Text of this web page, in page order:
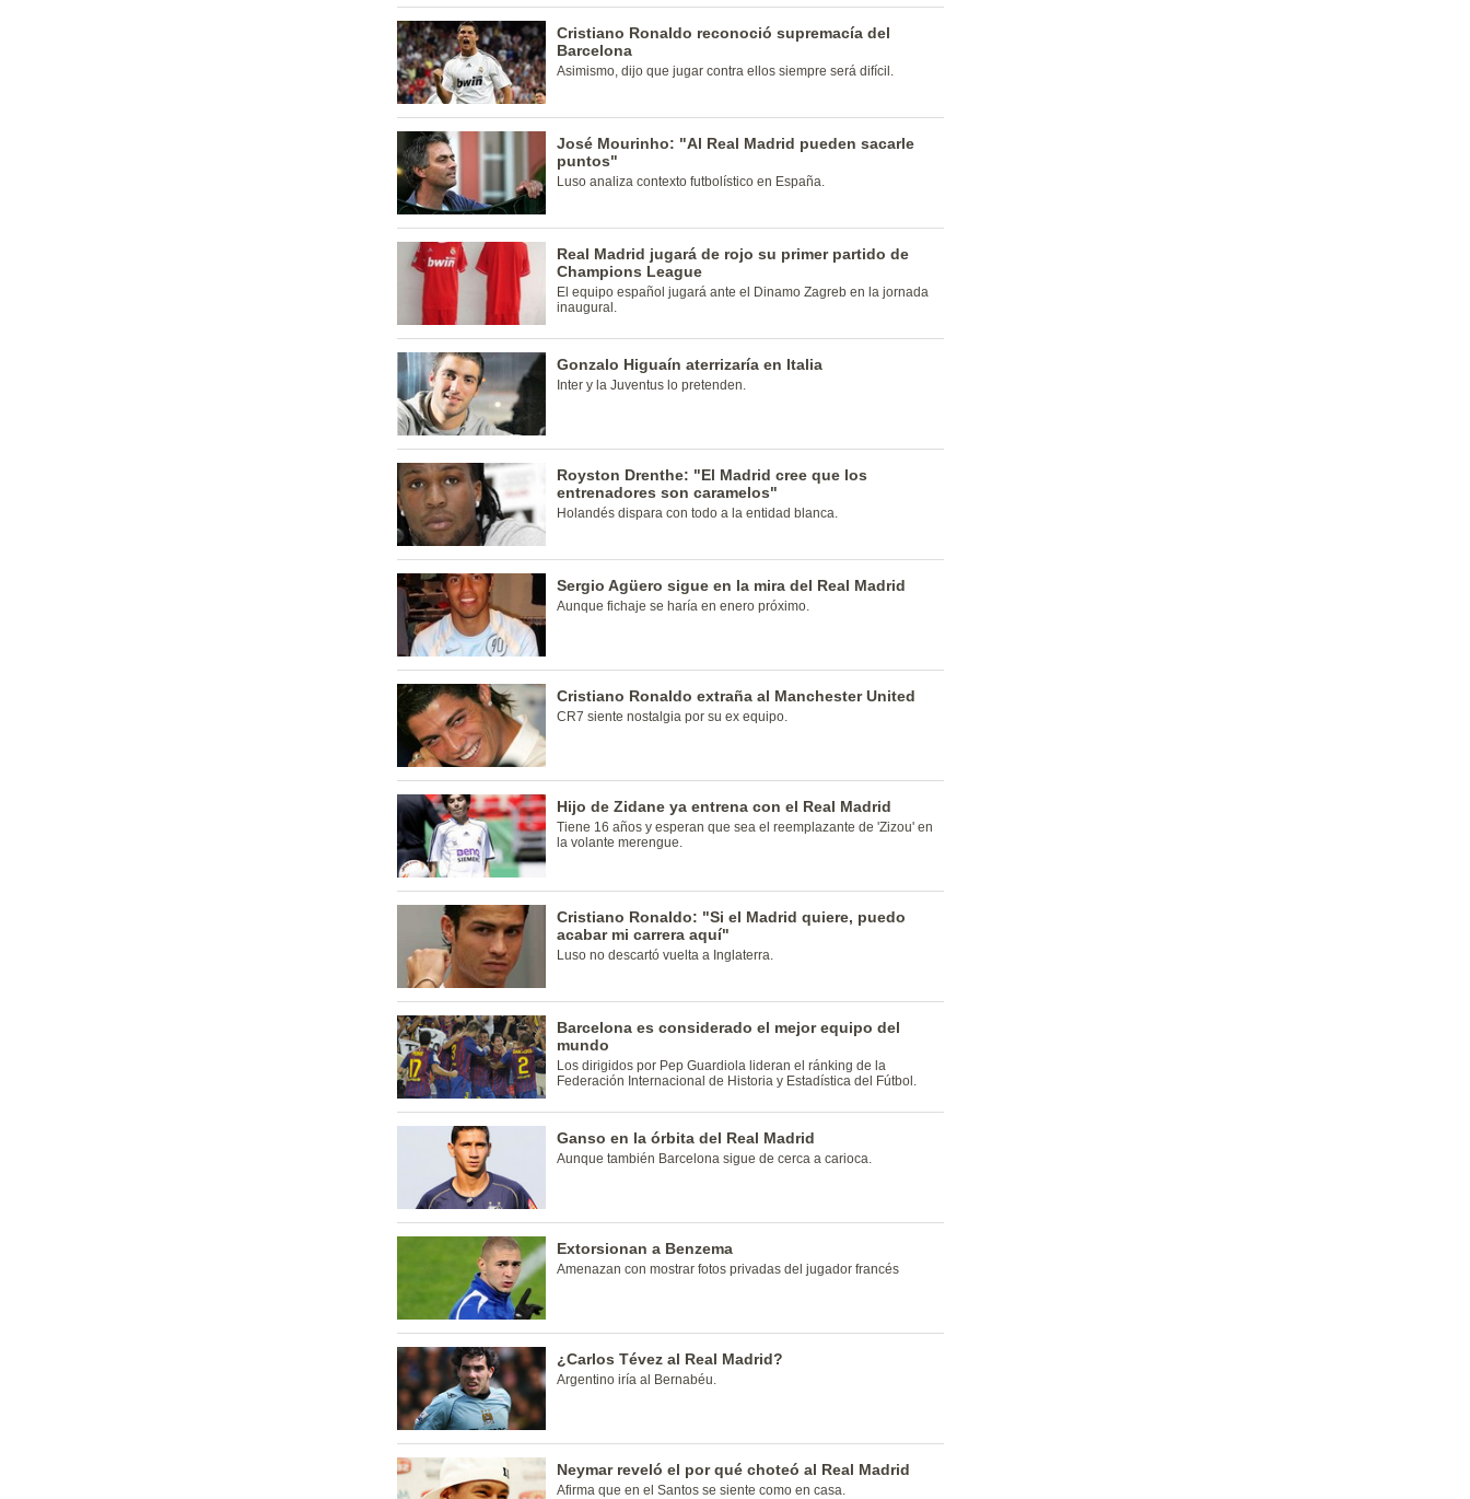
Cristiano Ronaldo reconoció supremacía del
Barcelona
Asimismo, dijo que jugar contra ellos siempre será difícil.
José Mourinho: "Al Real Madrid pueden sacarle
puntos"
Luso analiza contexto futbolístico en España.
Real Madrid jugará de rojo su primer partido de
Champions League
El equipo español jugará ante el Dinamo Zagreb en la jornada
inaugural.
Gonzalo Higuaín aterrizaría en Italia
Inter y la Juventus lo pretenden.
Royston Drenthe: "El Madrid cree que los
entrenadores son caramelos"
Holandés dispara con todo a la entidad blanca.
Sergio Agüero sigue en la mira del Real Madrid
Aunque fichaje se haría en enero próximo.
Cristiano Ronaldo extraña al Manchester United
CR7 siente nostalgia por su ex equipo.
Hijo de Zidane ya entrena con el Real Madrid
Tiene 16 años y esperan que sea el reemplazante de 'Zizou' en
la volante merengue.
Cristiano Ronaldo: "Si el Madrid quiere, puedo
acabar mi carrera aquí"
Luso no descartó vuelta a Inglaterra.
Barcelona es considerado el mejor equipo del
mundo
Los dirigidos por Pep Guardiola lideran el ránking de la
Federación Internacional de Historia y Estadística del Fútbol.
Ganso en la órbita del Real Madrid
Aunque también Barcelona sigue de cerca a carioca.
Extorsionan a Benzema
Amenazan con mostrar fotos privadas del jugador francés
¿Carlos Tévez al Real Madrid?
Argentino iría al Bernabéu.
Neymar reveló el por qué choteó al Real Madrid
Afirma que en el Santos se siente como en casa.